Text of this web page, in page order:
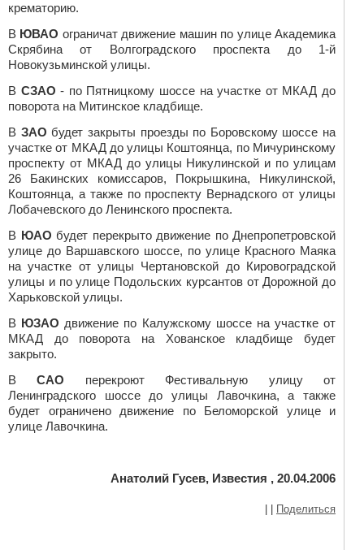
крематорию.
В ЮВАО ограничат движение машин по улице Академика
Скрябина от Волгоградского проспекта до 1-й
Новокузьминской улицы.
В СЗАО - по Пятницкому шоссе на участке от МКАД до
поворота на Митинское кладбище.
В ЗАО будет закрыты проезды по Боровскому шоссе на
участке от МКАД до улицы Коштоянца, по Мичуринскому
проспекту от МКАД до улицы Никулинской и по улицам
26 Бакинских комиссаров, Покрышкина, Никулинской,
Коштоянца, а также по проспекту Вернадского от улицы
Лобачевского до Ленинского проспекта.
В ЮАО будет перекрыто движение по Днепропетровской
улице до Варшавского шоссе, по улице Красного Маяка
на участке от улицы Чертановской до Кировоградской
улицы и по улице Подольских курсантов от Дорожной до
Харьковской улицы.
В ЮЗАО движение по Калужскому шоссе на участке от
МКАД до поворота на Хованское кладбище будет
закрыто.
ВСАО перекроют Фестивальную улицу от
Ленинградского шоссе до улицы Лавочкина, а также
будет ограничено движение по Беломорской улице и
улице Лавочкина.
Анатолий Гусев, Известия , 20.04.2006
Поделиться